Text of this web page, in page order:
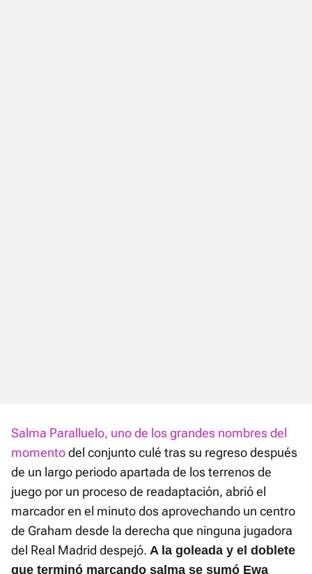
Salma Paralluelo, uno de los grandes nombres del
momentodel conjunto culé tras su regreso después
de un largo periodo apartada de los terrenos de
juego por un proceso de readaptación, abrió el
marcador en el minuto dos aprovechando un centro
de Graham desde la derecha que ninguna jugadora
del Real Madrid despejó. A la goleada y el doblete
que terminó marcando salma se sumó Ewa